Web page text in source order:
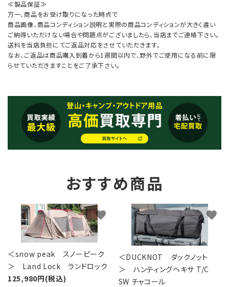
≪製品保証≫
万一、商品をお受け取りになった時点で
商品画像、商品コンディション説明と実際の商品コンディションが大きく違い
ご納得いただけない場合や問題点がございましたら、当店までご連絡下さい。
送料を当店負担にてご返品対応をさせていただきます。
なお、ご返品は商品購入到着から1週間以内で、野外でご使用になる前に限
らせていただきますことをご了承下さい。
おすすめ商品
＜snow peak スノーピーク
＞ Land Lock ランドロック
125,980円(税込)
favorite
＜DUCKNOT ダックノット
＞ ハンティングヘキサ T/C
SW チャコール
favorite